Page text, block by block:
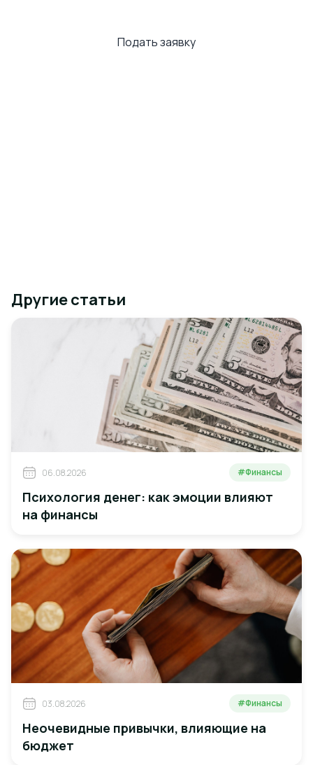
Подать заявку
Другие статьи
06.08.2026 #Финансы
Психология денег: как эмоции влияют
на финансы
03.08.2026 #Финансы
Неочевидные привычки, влияющие на
бюджет